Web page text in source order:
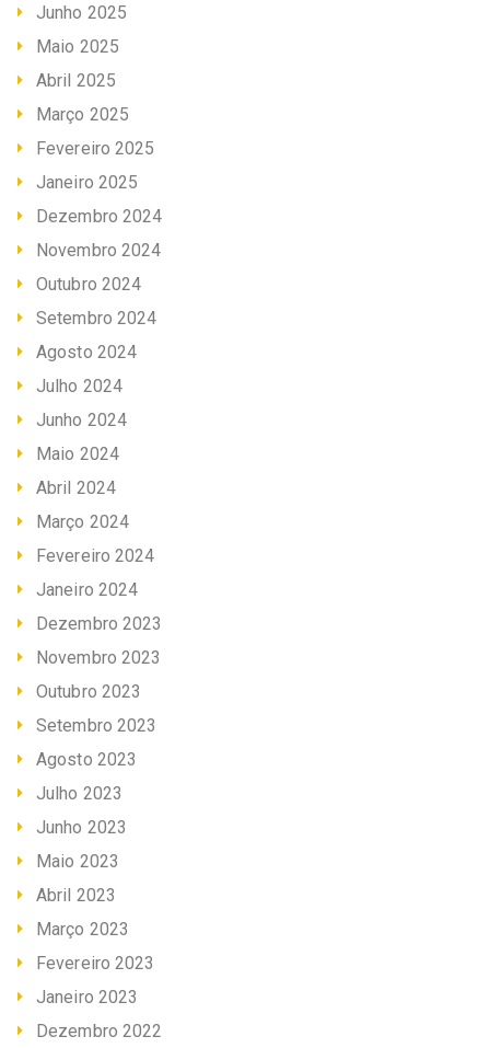
Junho 2025
Maio 2025
Abril 2025
Março 2025
Fevereiro 2025
Janeiro 2025
Dezembro 2024
Novembro 2024
Outubro 2024
Setembro 2024
Agosto 2024
Julho 2024
Junho 2024
Maio 2024
Abril 2024
Março 2024
Fevereiro 2024
Janeiro 2024
Dezembro 2023
Novembro 2023
Outubro 2023
Setembro 2023
Agosto 2023
Julho 2023
Junho 2023
Maio 2023
Abril 2023
Março 2023
Fevereiro 2023
Janeiro 2023
Dezembro 2022